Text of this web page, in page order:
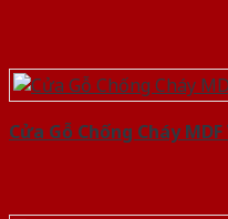
Cửa Gỗ Chống Cháy